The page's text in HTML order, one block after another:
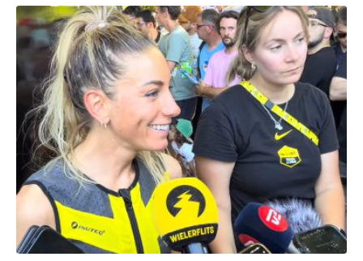
h
e
u
r
e
s
a
g
o